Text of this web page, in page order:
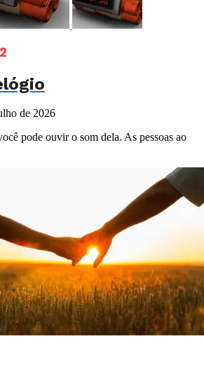
de 2026
pode ouvir o som dela. As pessoas ao